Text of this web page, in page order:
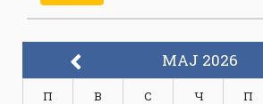
МАЈ 2026
П В С Ч П